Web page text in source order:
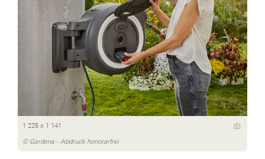
1 225 x 1 141
© Gardena - Abdruck honorarfrei